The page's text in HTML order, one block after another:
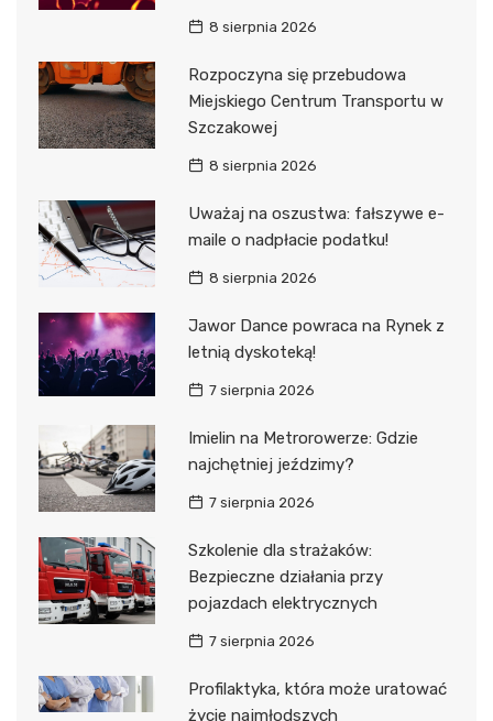
8 sierpnia 2026
Rozpoczyna się przebudowa
Miejskiego Centrum Transportu w
Szczakowej
8 sierpnia 2026
Uważaj na oszustwa: fałszywe e-
maile o nadpłacie podatku!
8 sierpnia 2026
Jawor Dance powraca na Rynek z
letnią dyskoteką!
7 sierpnia 2026
Imielin na Metrorowerze: Gdzie
najchętniej jeździmy?
7 sierpnia 2026
Szkolenie dla strażaków:
Bezpieczne działania przy
pojazdach elektrycznych
7 sierpnia 2026
Profilaktyka, która może uratować
życie najmłodszych